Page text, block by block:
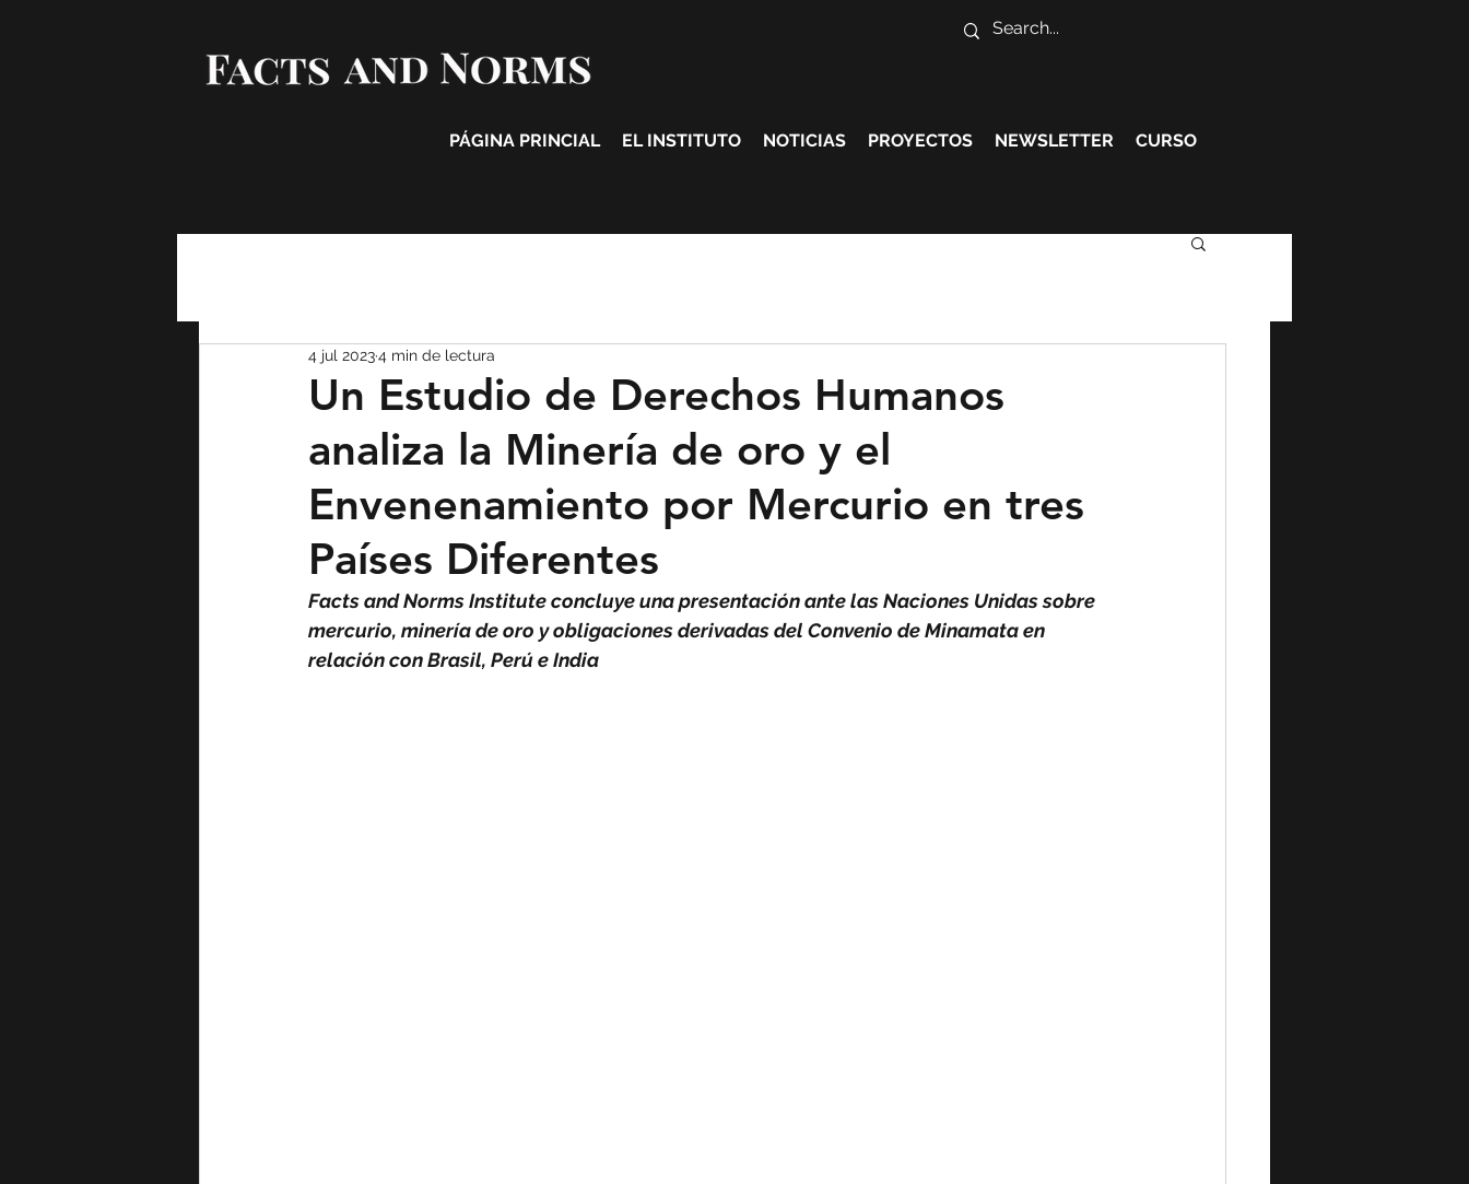
PÁGINA PRINCIAL EL INSTITUTO NOTICIAS PROYECTOS NEWSLETTER CURSO
Un Estudio de Derechos Humanos
analiza la Minería de oro y el
Envenenamiento por Mercurio en tres
Países Diferentes
4 jul 20234 min de lectura
Facts and Norms Institute concluye una presentación ante las Naciones Unidas sobre
mercurio, minería de oro y obligaciones derivadas del Convenio de Minamata en
relación con Brasil, Perú e India